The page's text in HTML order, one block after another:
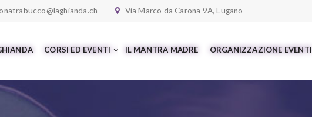
Via Marco da Carona 9A, Lugano
CORSI ED EVENTI IL MANTRA MADRE ORGANIZZAZIONE EVENTI